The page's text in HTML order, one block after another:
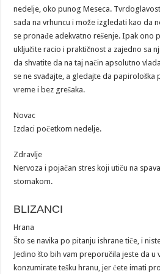
nedelje, oko punog Meseca.
sada na vrhuncu i može izgledati kao da
se pronađe adekvatno rešenje. Ipak ono
uključite racio i praktičnost a zajedno sa
da shvatite da na taj način apsolutno
se ne svađajte, a gledajte da papirološka
vreme i bez grešaka.
Novac
Izdaci početkom nedelje.
Zdravlje
Nervoza i pojačan stres koji utiču na
stomakom.
BLIZANCI
Hrana
Što se navika po pitanju ishrane tiče, i
Jedino što bih vam preporučila jeste da u
konzumirate tešku hranu, jer ćete imati